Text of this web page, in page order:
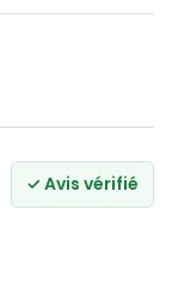
✓ Avis vérifié